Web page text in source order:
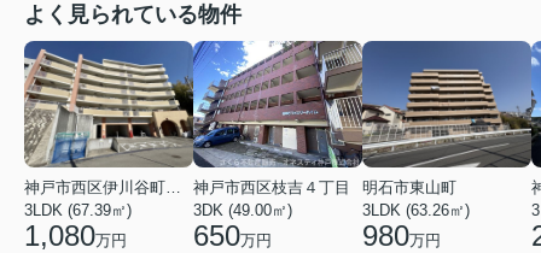
よく見られている物件
3LDK (67.39㎡)
1,080万円
神戸市西区枝吉４丁目
3DK (49.00㎡)
650万円
明石市東山町
3LDK (63.26㎡)
980万円